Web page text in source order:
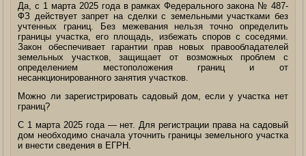
Да, с 1 марта 2025 года в рамках Федерального закона № 487-
ФЗ действует запрет на сделки с земельными участками без
учтенных границ. Без межевания нельзя точно определить
границы участка, его площадь, избежать споров с соседями.
Закон обеспечивает гарантии прав новых правообладателей
земельных участков, защищает от возможных проблем с
определением местоположения границ и от
несанкционированного занятия участков.
Можно ли зарегистрировать садовый дом, если у участка нет
границ?
С 1 марта 2025 года — нет. Для регистрации права на садовый
дом необходимо сначала уточнить границы земельного участка
и внести сведения в ЕГРН.